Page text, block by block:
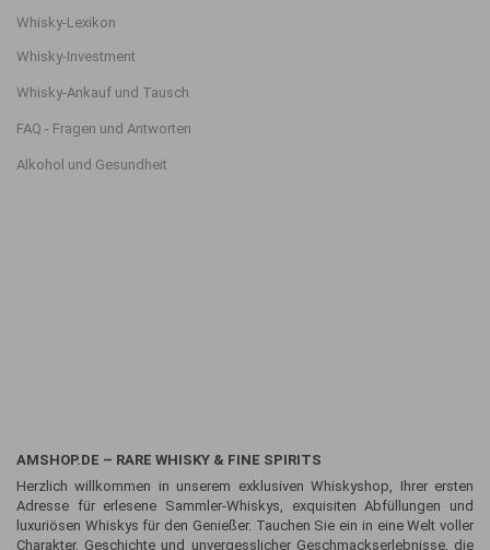
Whisky-Lexikon
Whisky-Investment
Whisky-Ankauf und Tausch
FAQ - Fragen und Antworten
Alkohol und Gesundheit
AMSHOP.DE – RARE WHISKY & FINE SPIRITS
Herzlich willkommen in unserem exklusiven Whiskyshop, Ihrer ersten
Adresse für erlesene Sammler-Whiskys, exquisiten Abfüllungen und
luxuriösen Whiskys für den Genießer. Tauchen Sie ein in eine Welt voller
Charakter, Geschichte und unvergesslicher Geschmackserlebnisse, die